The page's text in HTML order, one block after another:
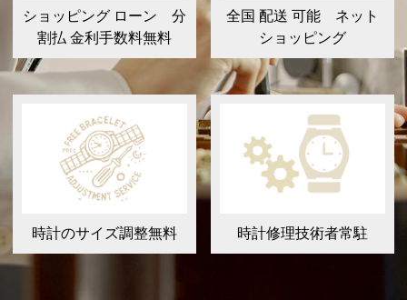
ショッピング ローン 分
割払 金利手数料無料
全国 配送 可能 ネット
ショッピング
時計のサイズ調整無料 時計修理技術者常駐